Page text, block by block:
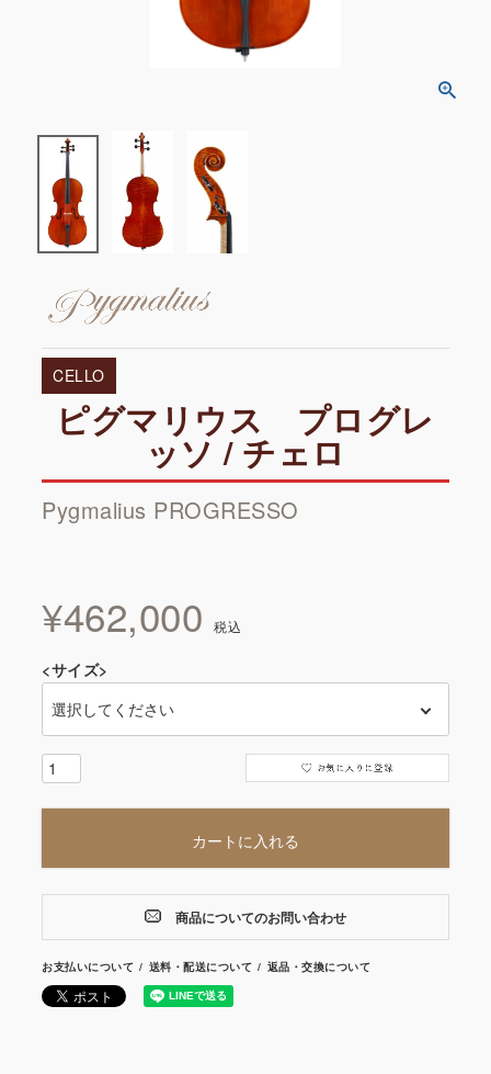
CELLO
ピグマリウス プログレ
ッソ / チェロ
Pygmalius PROGRESSO
¥462,000 税込
<サイズ>
カートに入れる
商品についてのお問い合わせ
お支払いについて 送料・配送について 返品・交換について